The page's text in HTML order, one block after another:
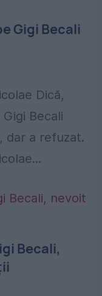
Gigi Becali
Dică,
Becali
dar a refuzat.
Becali,